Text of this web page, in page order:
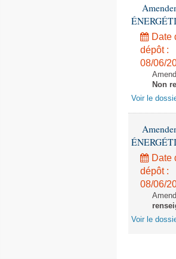
Date
dépôt :
08/06/
Non
Voir le
Date
dépôt :
08/06/
Voir le